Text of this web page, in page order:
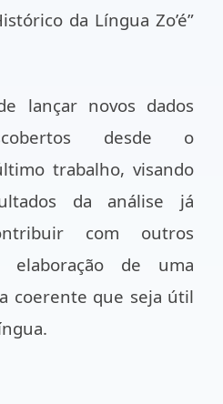
da Língua Zo’é”
lançar novos dados
desde o
trabalho, visando
da análise já
com outros
elaboração de uma
coerente que seja útil